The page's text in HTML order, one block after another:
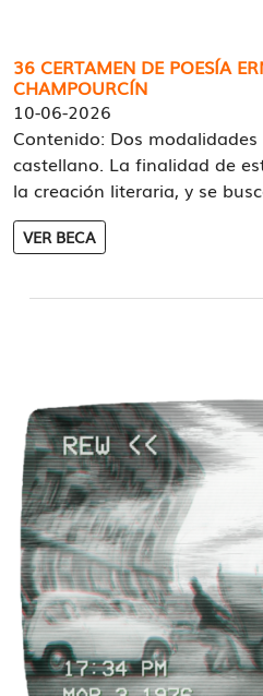
36 CERTAMEN DE POESÍA
CHAMPOURCÍN
10-06-2026
Contenido: Dos
castellano. La finalidad de
la creación literaria, y se
VER BECA